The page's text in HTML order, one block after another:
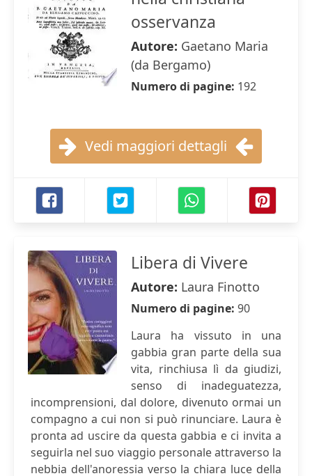
osservanza
Autore: Gaetano Maria
(da Bergamo)
Numero di pagine: 192
Vedi maggiori dettagli
Libera di Vivere
Autore: Laura Finotto
Numero di pagine: 90
Laura ha vissuto in una
gabbia gran parte della sua
vita, rinchiusa lì da giudizi,
senso di inadeguatezza,
incomprensioni, dal dolore, divenuto ormai un
compagno a cui non si può rinunciare. Laura è
pronta ad uscire da questa gabbia e ci invita a
seguirla nel suo viaggio personale attraverso la
nebbia dell'anoressia verso la chiara luce della